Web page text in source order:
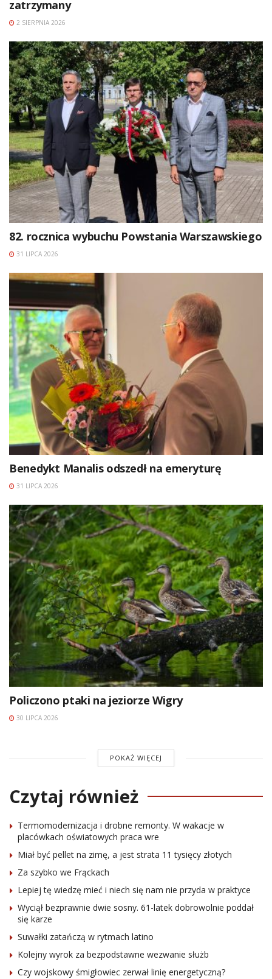
zatrzymany
2 SIERPNIA 2026
82. rocznica wybuchu Powstania Warszawskiego
31 LIPCA 2026
Benedykt Manalis odszedł na emeryturę
31 LIPCA 2026
Policzono ptaki na jeziorze Wigry
30 LIPCA 2026
POKAŻ WIĘCEJ
Czytaj również
Termomodernizacja i drobne remonty. W wakacje w
placówkach oświatowych praca wre
Miał być pellet na zimę, a jest strata 11 tysięcy złotych
Za szybko we Frąckach
Lepiej tę wiedzę mieć i niech się nam nie przyda w praktyce
Wyciął bezprawnie dwie sosny. 61-latek dobrowolnie poddał
się karze
Suwałki zatańczą w rytmach latino
Kolejny wyrok za bezpodstawne wezwanie służb
Czy wojskowy śmigłowiec zerwał linię energetyczną?